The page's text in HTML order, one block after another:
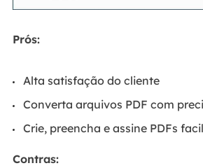
Prós:
Alta satisfação do cliente
Converta arquivos PDF com
Crie, preencha e assine PDFs
Contras: